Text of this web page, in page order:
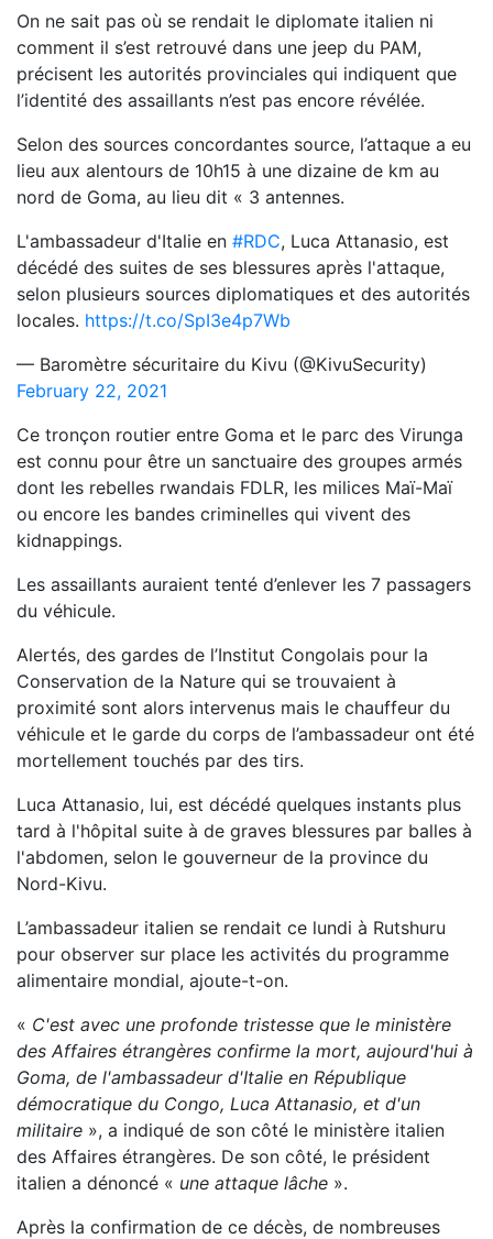
On ne sait pas où se rendait le diplomate italien ni
comment il s’est retrouvé dans une jeep du PAM,
précisent les autorités provinciales qui indiquent que
l’identité des assaillants n’est pas encore révélée.
Selon des sources concordantes source, l’attaque a eu
lieu aux alentours de 10h15 à une dizaine de km au
nord de Goma, au lieu dit « 3 antennes.
L'ambassadeur d'Italie en #RDC, Luca Attanasio, est
décédé des suites de ses blessures après l'attaque,
selon plusieurs sources diplomatiques et des autorités
locales. https://t.co/SpI3e4p7Wb
— Baromètre sécuritaire du Kivu (@KivuSecurity)
February 22, 2021
Ce tronçon routier entre Goma et le parc des Virunga
est connu pour être un sanctuaire des groupes armés
dont les rebelles rwandais FDLR, les milices Maï-Maï
ou encore les bandes criminelles qui vivent des
kidnappings.
Les assaillants auraient tenté d’enlever les 7 passagers
du véhicule.
Alertés, des gardes de l’Institut Congolais pour la
Conservation de la Nature qui se trouvaient à
proximité sont alors intervenus mais le chauffeur du
véhicule et le garde du corps de l’ambassadeur ont été
mortellement touchés par des tirs.
Luca Attanasio, lui, est décédé quelques instants plus
tard à l'hôpital suite à de graves blessures par balles à
l'abdomen, selon le gouverneur de la province du
Nord-Kivu.
L’ambassadeur italien se rendait ce lundi à Rutshuru
pour observer sur place les activités du programme
alimentaire mondial, ajoute-t-on.
« C'est avec une profonde tristesse que le ministère
des Affaires étrangères confirme la mort, aujourd'hui à
Goma, de l'ambassadeur d'Italie en République
démocratique du Congo, Luca Attanasio, et d'un
militaire », a indiqué de son côté le ministère italien
des Affaires étrangères. De son côté, le président
italien a dénoncé « une attaque lâche ».
Après la confirmation de ce décès, de nombreuses